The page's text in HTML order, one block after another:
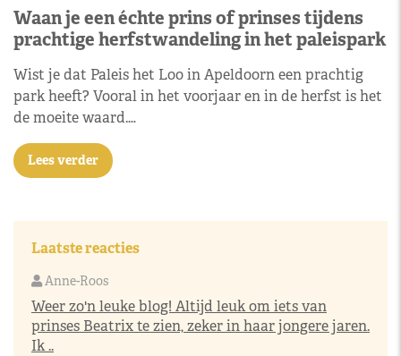
Waan je een échte prins of prinses tijdens
prachtige herfstwandeling in het paleispark
Wist je dat Paleis het Loo in Apeldoorn een prachtig
park heeft? Vooral in het voorjaar en in de herfst is het
de moeite waard.…
Lees verder
Laatste reacties
Anne-Roos
Weer zo'n leuke blog! Altijd leuk om iets van
prinses Beatrix te zien, zeker in haar jongere jaren.
Ik ..